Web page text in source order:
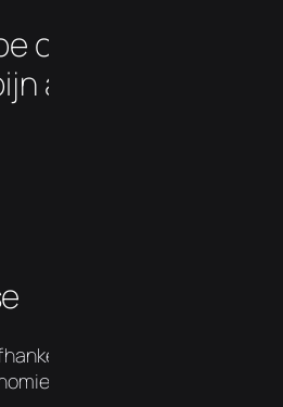
onze expert uw
aanpakt?
90%
10%